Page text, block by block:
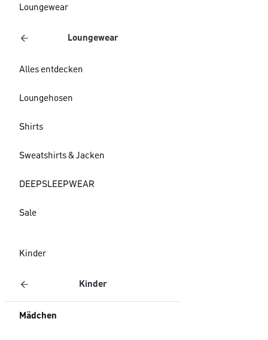
Loungewear
Loungewear
Alles entdecken
Loungehosen
Shirts
Sweatshirts & Jacken
DEEPSLEEPWEAR
Sale
Kinder
Kinder
Mädchen